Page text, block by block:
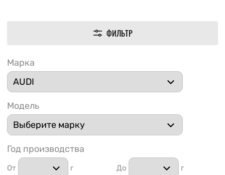
91
ФИЛЬТР
Марка
Модель
Год производства
От г До г